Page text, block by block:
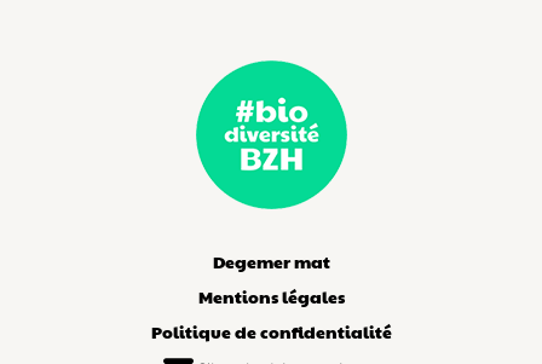
Degemer mat
Mentions légales
Politique de confidentialité